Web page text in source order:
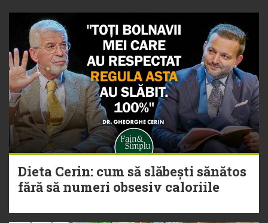
Dieta Cerin: cum să slăbești sănătos
fără să numeri obsesiv caloriile